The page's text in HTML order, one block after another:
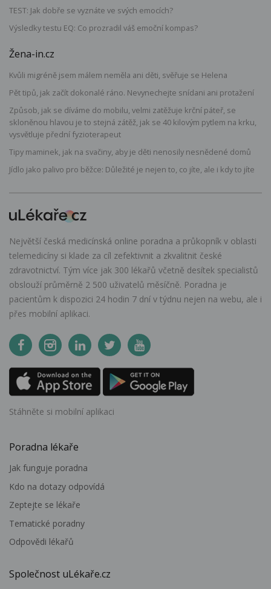
TEST: Jak dobře se vyznáte ve svých emocích?
Výsledky testu EQ: Co prozradil váš emoční kompas?
Žena-in.cz
Kvůli migréně jsem málem neměla ani děti, svěřuje se Helena
Pět tipů, jak začít dokonalé ráno. Nevynechejte snídani ani protažení
Způsob, jak se díváme do mobilu, velmi zatěžuje krční páteř, se
skloněnou hlavou je to stejná zátěž, jak se 40 kilovým pytlem na krku,
vysvětluje přední fyzioterapeut
Tipy maminek, jak na svačiny, aby je děti nenosily nesnědené domů
Jídlo jako palivo pro běžce: Důležité je nejen to, co jíte, ale i kdy to jíte
Největší česká medicínská online poradna a průkopník v oblasti
telemedicíny si klade za cíl zefektivnit a zkvalitnit české
zdravotnictví. Tým více jak 300 lékařů včetně desítek specialistů
obslouží průměrně 2 500 uživatelů měsíčně. Poradna je
pacientům k dispozici 24 hodin 7 dní v týdnu nejen na webu, ale i
přes mobilní aplikaci.
Stáhněte si mobilní aplikaci
Poradna lékaře
Jak funguje poradna
Kdo na dotazy odpovídá
Zeptejte se lékaře
Tematické poradny
Odpovědi lékařů
Společnost uLékaře.cz